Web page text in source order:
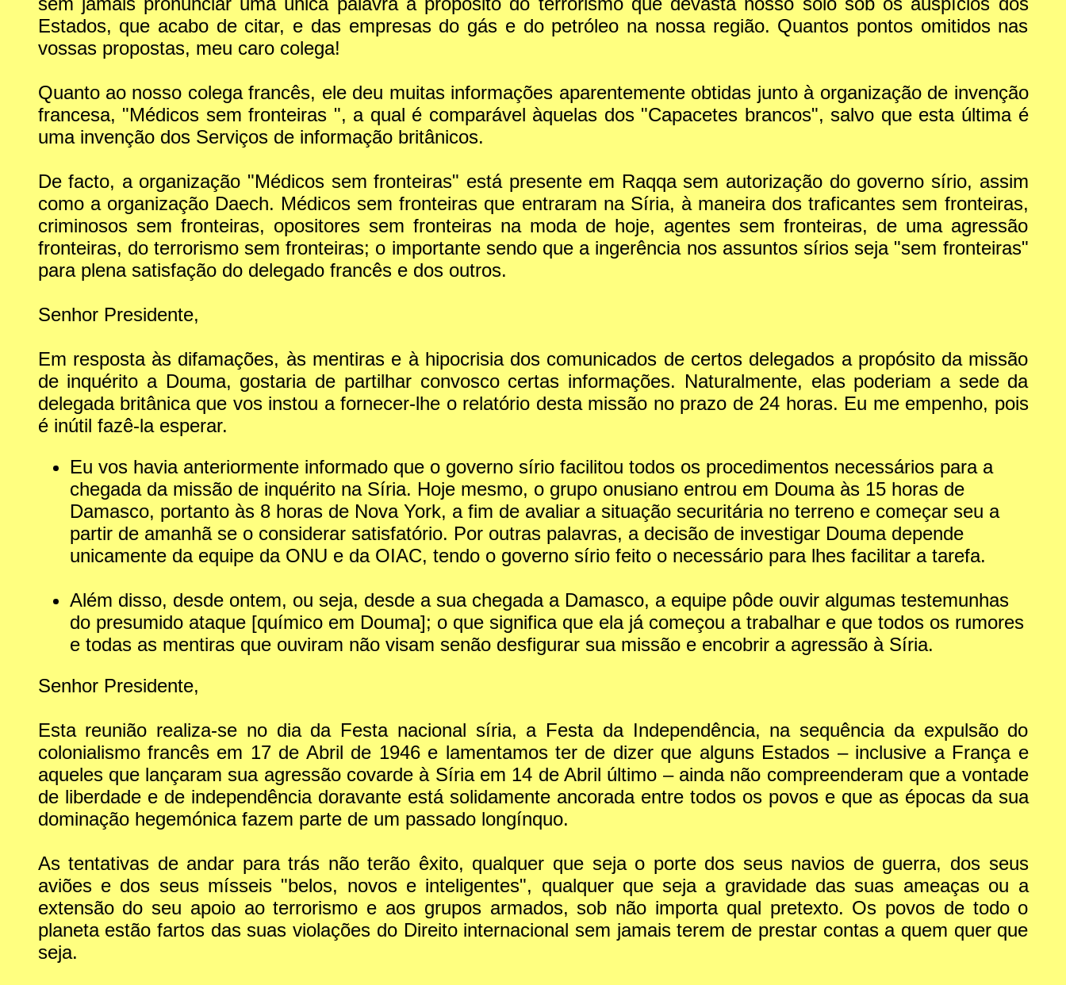
Estados, que acabo de citar, e das empresas do gás e do petróleo na nossa região. Quantos pontos omitidos nas
vossas propostas, meu caro colega!
Quanto ao nosso colega francês, ele deu muitas informações aparentemente obtidas junto à organização de invenção
francesa, "Médicos sem fronteiras ", a qual é comparável àquelas dos "Capacetes brancos", salvo que esta última é
uma invenção dos Serviços de informação britânicos.
De facto, a organização "Médicos sem fronteiras" está presente em Raqqa sem autorização do governo sírio, assim
como a organização Daech. Médicos sem fronteiras que entraram na Síria, à maneira dos traficantes sem fronteiras,
criminosos sem fronteiras, opositores sem fronteiras na moda de hoje, agentes sem fronteiras, de uma agressão
fronteiras, do terrorismo sem fronteiras; o importante sendo que a ingerência nos assuntos sírios seja "sem fronteiras"
para plena satisfação do delegado francês e dos outros.
Senhor Presidente,
Em resposta às difamações, às mentiras e à hipocrisia dos comunicados de certos delegados a propósito da missão
de inquérito a Douma, gostaria de partilhar convosco certas informações. Naturalmente, elas poderiam a sede da
delegada britânica que vos instou a fornecer-lhe o relatório desta missão no prazo de 24 horas. Eu me empenho, pois
é inútil fazê-la esperar.
Eu vos havia anteriormente informado que o governo sírio facilitou todos os procedimentos necessários para a
chegada da missão de inquérito na Síria. Hoje mesmo, o grupo onusiano entrou em Douma às 15 horas de
Damasco, portanto às 8 horas de Nova York, a fim de avaliar a situação securitária no terreno e começar seu a
partir de amanhã se o considerar satisfatório. Por outras palavras, a decisão de investigar Douma depende
unicamente da equipe da ONU e da OIAC, tendo o governo sírio feito o necessário para lhes facilitar a tarefa.
Além disso, desde ontem, ou seja, desde a sua chegada a Damasco, a equipe pôde ouvir algumas testemunhas
do presumido ataque [químico em Douma]; o que significa que ela já começou a trabalhar e que todos os rumores
e todas as mentiras que ouviram não visam senão desfigurar sua missão e encobrir a agressão à Síria.
Senhor Presidente,
Esta reunião realiza-se no dia da Festa nacional síria, a Festa da Independência, na sequência da expulsão do
colonialismo francês em 17 de Abril de 1946 e lamentamos ter de dizer que alguns Estados – inclusive a França e
aqueles que lançaram sua agressão covarde à Síria em 14 de Abril último – ainda não compreenderam que a vontade
de liberdade e de independência doravante está solidamente ancorada entre todos os povos e que as épocas da sua
dominação hegemónica fazem parte de um passado longínquo.
As tentativas de andar para trás não terão êxito, qualquer que seja o porte dos seus navios de guerra, dos seus
aviões e dos seus mísseis "belos, novos e inteligentes", qualquer que seja a gravidade das suas ameaças ou a
extensão do seu apoio ao terrorismo e aos grupos armados, sob não importa qual pretexto. Os povos de todo o
planeta estão fartos das suas violações do Direito internacional sem jamais terem de prestar contas a quem quer que
seja.